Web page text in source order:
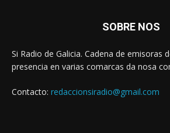
SOBRE NOS
Si Radio de Galicia. Cadena de emisoras
presencia en varias comarcas da nosa
Contacto: redaccionsiradio@gmail.com